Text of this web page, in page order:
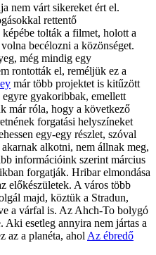
nem várt sikereket ért el.
rettentő
tolták a filmet, holott a
becélozni a közönséget.
még mindig egy
rontották el, reméljük ez a
már több projektet is kitűzött
egyre gyakoribbak, emellett
már róla, hogy a következő
forgatási helyszíneket
egy-egy részlet, szóval
alkotni, nem állnak meg,
információink szerint március
forgatják. Hribar elmondása
előkészületek. A város több
majd, köztük a Stradun,
a várfal is. Az Ahch-To bolygó
Aki esetleg annyira nem jártas a
az a planéta, ahol Az ébredő